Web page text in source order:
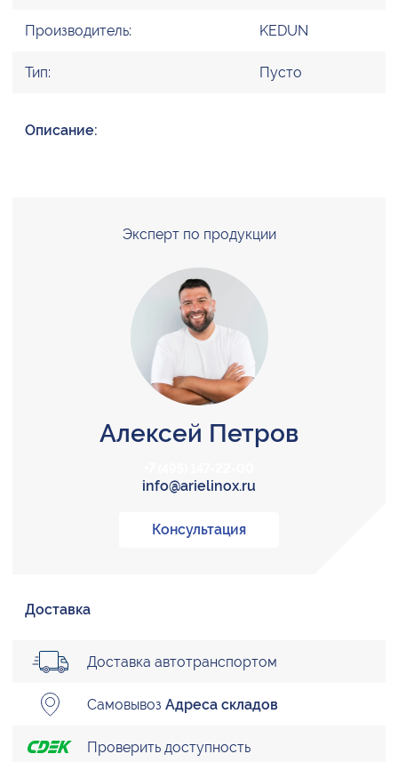
Производитель: KEDUN
Тип: Пусто
Описание:
Эксперт по продукции
Алексей Петров
info@arielinox.ru
Консультация
Доставка
Доставка автотранспортом
Самовывоз Адреса складов
Проверить доступность